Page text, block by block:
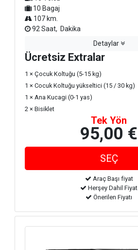
10 Bagaj
107 km.
92 Saat, Dakika
Detaylar
Ücretsiz Extralar
1 × Çocuk Koltuğu (5-15 kg)
1 × Cocuk Koltuğu yükseltici (15 / 30 kg)
1 × Ana Kucagi (0-1 yas)
2 × Bisiklet
Tek Yön
95,00 €
Araç Başı fiyat
Herşey Dahil Fiyat
Önerilen Fiyatı